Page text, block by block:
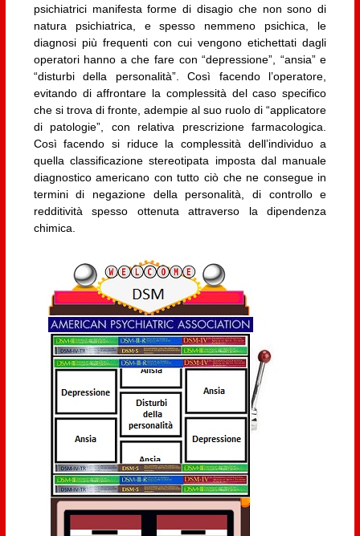
psichiatrici manifesta forme di disagio che non sono di
natura psichiatrica, e spesso nemmeno psichica, le
diagnosi più frequenti con cui vengono etichettati dagli
operatori hanno a che fare con “depressione”, “ansia” e
“disturbi della personalità”. Così facendo l’operatore,
evitando di affrontare la complessità del caso specifico
che si trova di fronte, adempie al suo ruolo di “applicatore
di patologie”, con relativa prescrizione farmacologica.
Così facendo si riduce la complessità dell’individuo a
quella classificazione stereotipata imposta dal manuale
diagnostico americano con tutto ciò che ne consegue in
termini di negazione della personalità, di controllo e
redditività spesso ottenuta attraverso la dipendenza
chimica.